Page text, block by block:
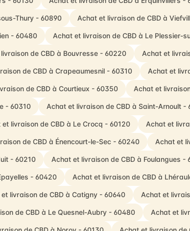
Thury - 60890 Achat et livraison de CBD à
- 60480 Achat et livraison de CBD à Le Plessier-
de CBD à Bouvresse - 60220 Achat et
de CBD à Crapeaumesnil - 60310 Achat et
de CBD à Courtieux - 60350 Achat et
- 60310 Achat et livraison de CBD à Saint-Arnoult -
et livraison de CBD à Le Crocq - 60120 Achat et
de CBD à Énencourt-le-Sec - 60240 Achat et
- 60210 Achat et livraison de CBD à Foulangues -
- 60420 Achat et livraison de CBD à
livraison de CBD à Catigny - 60640 Achat et
de CBD à Le Quesnel-Aubry - 60480 Achat et